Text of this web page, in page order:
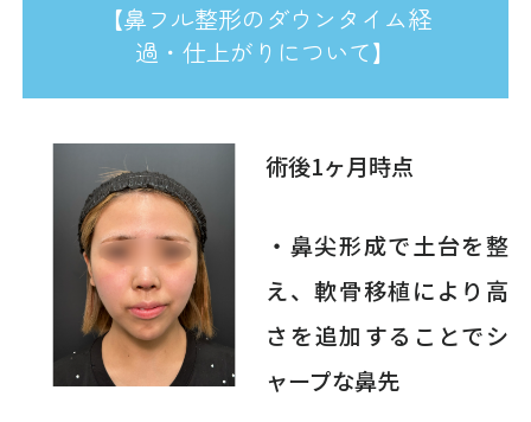
【鼻フル整形のダウンタイム経
過・仕上がりについて】
術後1ヶ月時点
・鼻尖形成で土台を整
え、軟骨移植により高
さを追加することでシ
ャープな鼻先